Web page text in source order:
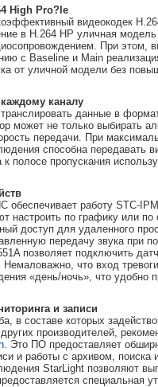
High Pro?le
видеокодек
в H.264 HP уличная
При этом,
с Baseline и Main
от уличной модели без
каналу
данные в
может не только выбирать
передачи. При
способна передавать
полосе пропускания
обеспечивает работу STC-
настроить по графику или
доступ для удаленного
передачу звука при
позволяет подключить
что вход
«день/ночь», что удобно
и записи
в составе которых
производителей,
. Это ПО предоставляет
и работы с архивом,
StarLight позволяют
специальная